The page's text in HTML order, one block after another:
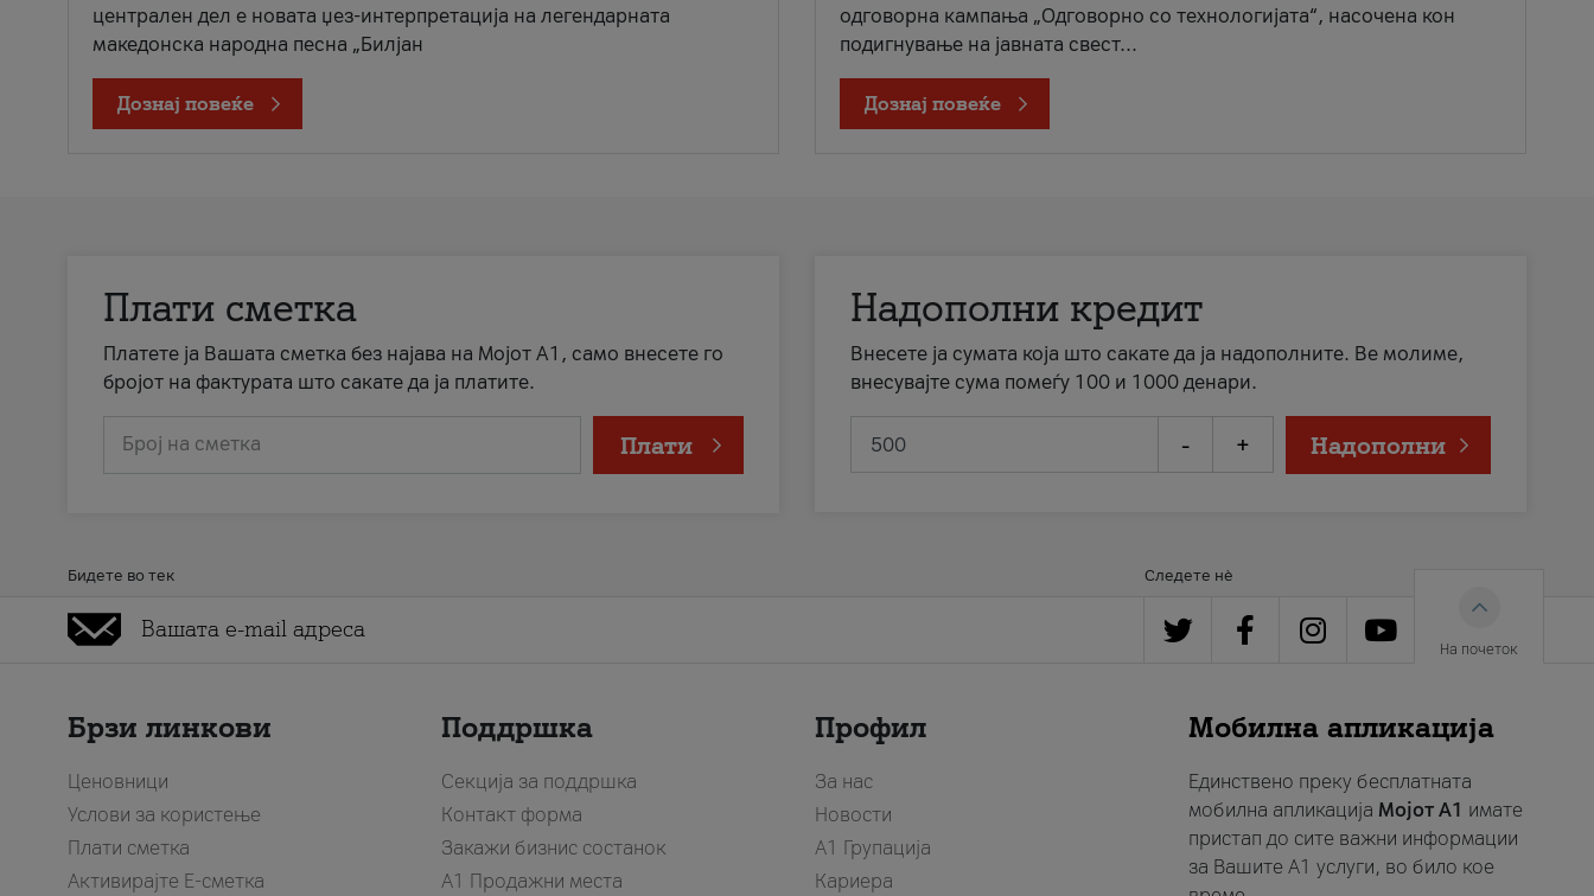
централен дел е новата џез-интерпретација на легендарната
македонска народна песна „Билјан
Дознај повеќе
одговорна кампања „Одговорно со технологијата“, насочена кон
подигнување на јавната свест...
Дознај повеќе
Плати сметка
Платете ја Вашата сметка без најава на Мојот А1, само внесете го
бројот на фактурата што сакате да ја платите.
Број на сметка Плати
Надополни кредит
Внесете ја сумата која што сакате да ја надополните. Ве молиме,
внесувајте сума помеѓу 100 и 1000 денари.
- + Надополни
Бидете во тек Следете нè
На почеток
Брзи линкови
Ценовници
Услови за користење
Плати сметка
Активирајте Е-сметка
Поддршка
Секција за поддршка
Контакт форма
Закажи бизнис состанок
A1 Продажни места
Профил
За нас
Новости
А1 Групација
Кариера
Мобилна апликација
Единствено преку бесплатната
мобилна апликација Мојот A1 имате
пристап до сите важни информации
за Вашите A1 услуги, во било кое